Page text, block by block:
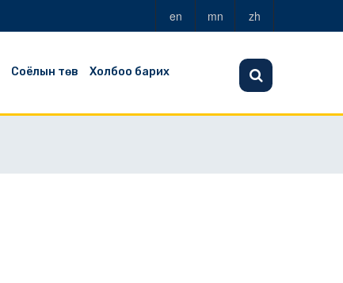
en mn zh
Соёлын төв Холбоо барих